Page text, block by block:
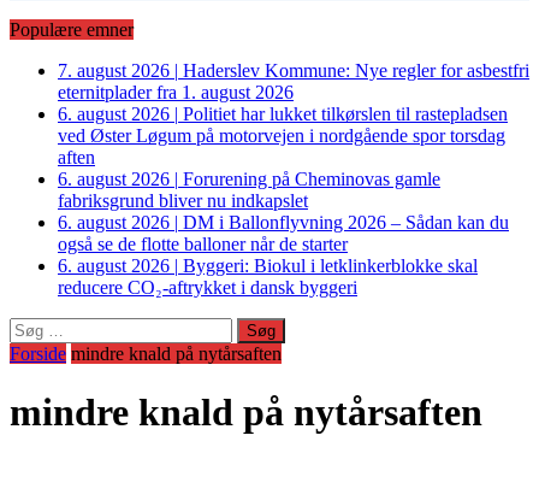
Populære emner
7. august 2026 | Haderslev Kommune: Nye regler for asbestfri
eternitplader fra 1. august 2026
6. august 2026 | Politiet har lukket tilkørslen til rastepladsen
ved Øster Løgum på motorvejen i nordgående spor torsdag
aften
6. august 2026 | Forurening på Cheminovas gamle
fabriksgrund bliver nu indkapslet
6. august 2026 | DM i Ballonflyvning 2026 – Sådan kan du
også se de flotte balloner når de starter
6. august 2026 | Byggeri: Biokul i letklinkerblokke skal
reducere CO₂-aftrykket i dansk byggeri
Søg
efter:
Forside mindre knald på nytårsaften
mindre knald på nytårsaften